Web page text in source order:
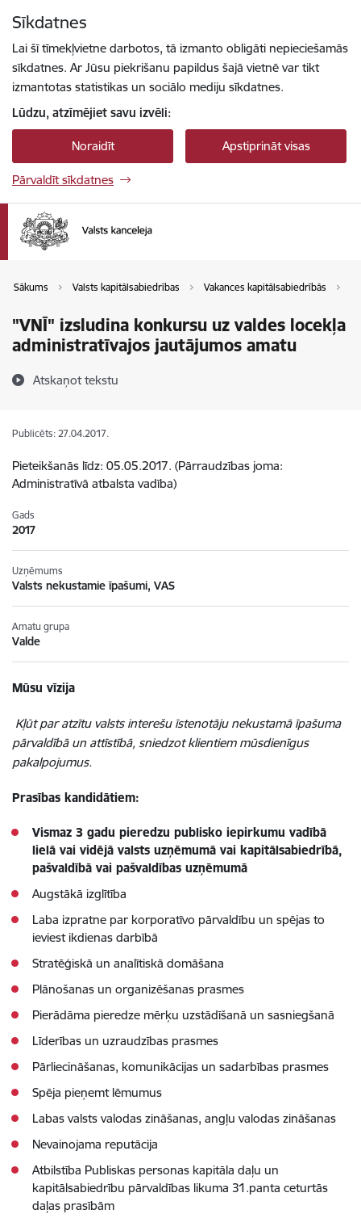
Sīkdatnes
Lai šī tīmekļvietne darbotos, tā izmanto obligāti nepieciešamās
sīkdatnes. Ar Jūsu piekrišanu papildus šajā vietnē var tikt
izmantotas statistikas un sociālo mediju sīkdatnes.
Lūdzu, atzīmējiet savu izvēli:
Noraidīt Apstiprināt visas
Pārvaldīt sīkdatnes
Sākums Valsts kapitālsabiedrības Vakances kapitālsabiedrībās
"VNĪ" izsludina konkursu uz valdes locekļa
administratīvajos jautājumos amatu
Atskaņot tekstu
Publicēts: 27.04.2017.
Pieteikšanās līdz: 05.05.2017. (Pārraudzības joma:
Administratīvā atbalsta vadība)
Gads
2017
Uzņēmums
Valsts nekustamie īpašumi, VAS
Amatu grupa
Valde
Mūsu vīzija
Kļūt par atzītu valsts interešu īstenotāju nekustamā īpašuma
pārvaldībā un attīstībā, sniedzot klientiem mūsdienīgus
pakalpojumus.
Prasības kandidātiem:
Vismaz 3 gadu pieredzu publisko iepirkumu vadībā
lielā vai vidējā valsts uzņēmumā vai kapitālsabiedrībā,
pašvaldībā vai pašvaldības uzņēmumā
Augstākā izglītība
Laba izpratne par korporatīvo pārvaldību un spējas to
ieviest ikdienas darbībā
Stratēģiskā un analītiskā domāšana
Plānošanas un organizēšanas prasmes
Pierādāma pieredze mērķu uzstādīšanā un sasniegšanā
Līderības un uzraudzības prasmes
Pārliecināšanas, komunikācijas un sadarbības prasmes
Spēja pieņemt lēmumus
Labas valsts valodas zināšanas, angļu valodas zināšanas
Nevainojama reputācija
Atbilstība Publiskas personas kapitāla daļu un
kapitālsabiedrību pārvaldības likuma 31.panta ceturtās
daļas prasībām